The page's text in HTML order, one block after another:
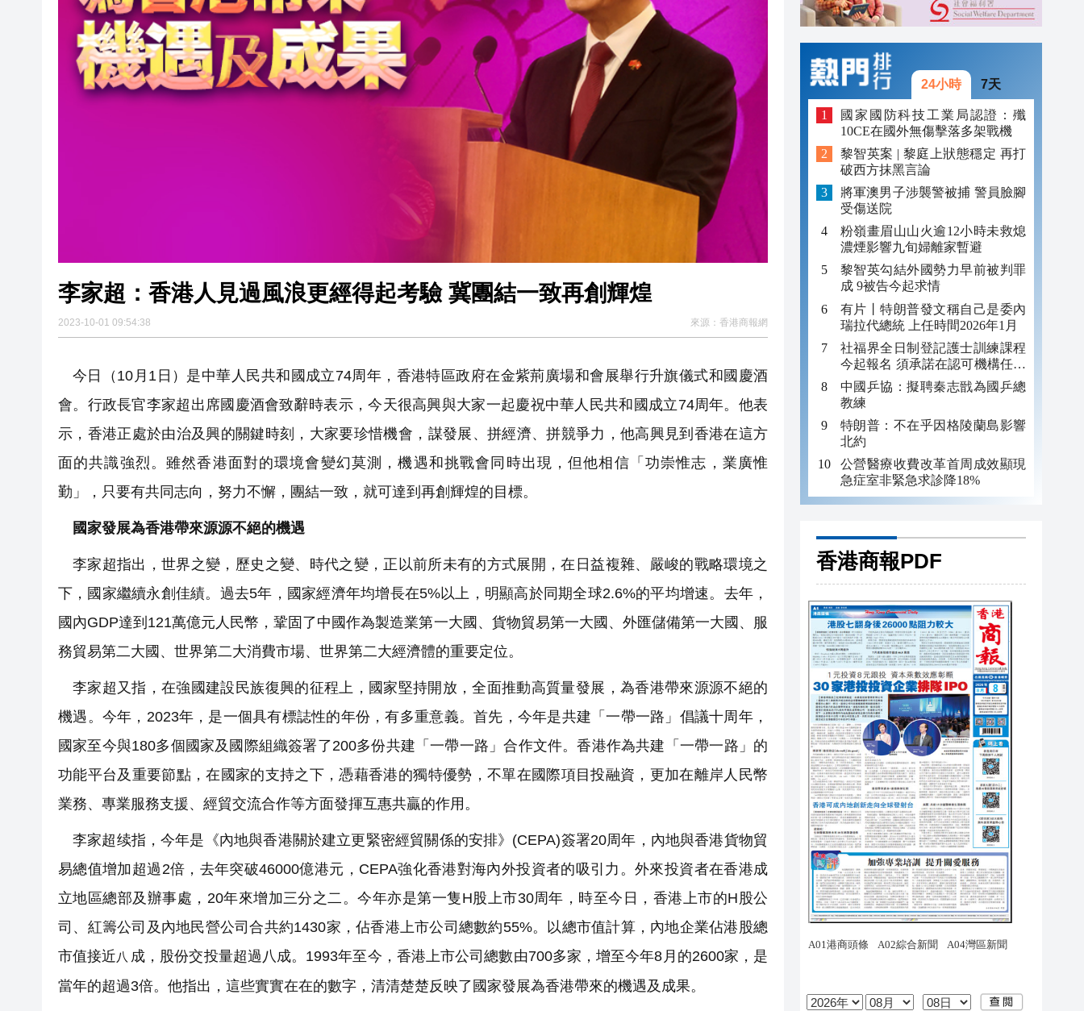
2025年海南儋州以舊換新帶動消費約18億元
山東26戶省屬國企去年合計營收2.58萬億 利潤總額近936億
瀋陽鐵西校園閱讀活動解鎖閱讀新玩法
20:39
李家超：香港人見過風浪更經得起考驗 冀團結一致再創輝煌
2023-10-01 09:54:38 來源： 香港商報網
今日（10月1日）是中華人民共和國成立74周年，香港特區政府在金紫荊廣場和會展舉行升旗儀式和國慶酒
會。行政長官李家超出席國慶酒會致辭時表示，今天很高興與大家一起慶祝中華人民共和國成立74周年。他表
示，香港正處於由治及興的關鍵時刻，大家要珍惜機會，謀發展、拼經濟、拼競爭力，他高興見到香港在這方
面的共識強烈。雖然香港面對的環境會變幻莫測，機遇和挑戰會同時出現，但他相信「功崇惟志，業廣惟
勤」，只要有共同志向，努力不懈，團結一致，就可達到再創輝煌的目標。
國家發展為香港帶來源源不絕的機遇
李家超指出，世界之變，歷史之變、時代之變，正以前所未有的方式展開，在日益複雜、嚴峻的戰略環境之
下，國家繼續永創佳績。過去5年，國家經濟年均增長在5%以上，明顯高於同期全球2.6%的平均增速。去年，
國內GDP達到121萬億元人民幣，鞏固了中國作為製造業第一大國、貨物貿易第一大國、外匯儲備第一大國、服
務貿易第二大國、世界第二大消費市場、世界第二大經濟體的重要定位。
李家超又指，在強國建設民族復興的征程上，國家堅持開放，全面推動高質量發展，為香港帶來源源不絕的
機遇。今年，2023年，是一個具有標誌性的年份，有多重意義。首先，今年是共建「一帶一路」倡議十周年，
國家至今與180多個國家及國際組織簽署了200多份共建「一帶一路」合作文件。香港作為共建「一帶一路」的
功能平台及重要節點，在國家的支持之下，憑藉香港的獨特優勢，不單在國際項目投融資，更加在離岸人民幣
業務、專業服務支援、經貿交流合作等方面發揮互惠共贏的作用。
李家超续指，今年是《內地與香港關於建立更緊密經貿關係的安排》(CEPA)簽署20周年，內地與香港貨物貿
易總值增加超過2倍，去年突破46000億港元 ，CEPA強化香港對海內外投資者的吸引力。外來投資者在香港成
立地區總部及辦事處，20年來增加三分之二。今年亦是第一隻H股上市30周年，時至今日，香港上市的H股公
司、紅籌公司及內地民營公司合共約1430家，佔香港上市公司總數約55%。以總市值計算，內地企業佔港股總
市值接近八 成，股份交投量超過八成。1993年至今，香港上市公司總數由700多家，增至今年8月的2600家，是
當年的超過3倍。他指出，這些實實在在的數字，清清楚楚反映了國家發展為香港帶來的機遇及成果。
24小時 7天
國家國防科技工業局認證：殲
10CE在國外無傷擊落多架戰機
黎智英案 | 黎庭上狀態穩定 再打
破西方抹黑言論
將軍澳男子涉襲警被捕 警員臉腳
受傷送院
粉嶺畫眉山山火逾12小時未救熄
濃煙影響九旬婦離家暫避
黎智英勾結外國勢力早前被判罪
成 9被告今起求情
有片丨特朗普發文稱自己是委內
瑞拉代總統 上任時間2026年1月
社福界全日制登記護士訓練課程
今起報名 須承諾在認可機構任職
至少三年
中國乒協：擬聘秦志戩為國乒總
教練
特朗普：不在乎因格陵蘭島影響
北約
公營醫療收費改革首周成效顯現
急症室非緊急求診降18%
香港商報PDF